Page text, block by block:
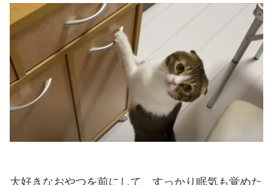
大好きなおやつを前にして、すっかり眠気も覚めた